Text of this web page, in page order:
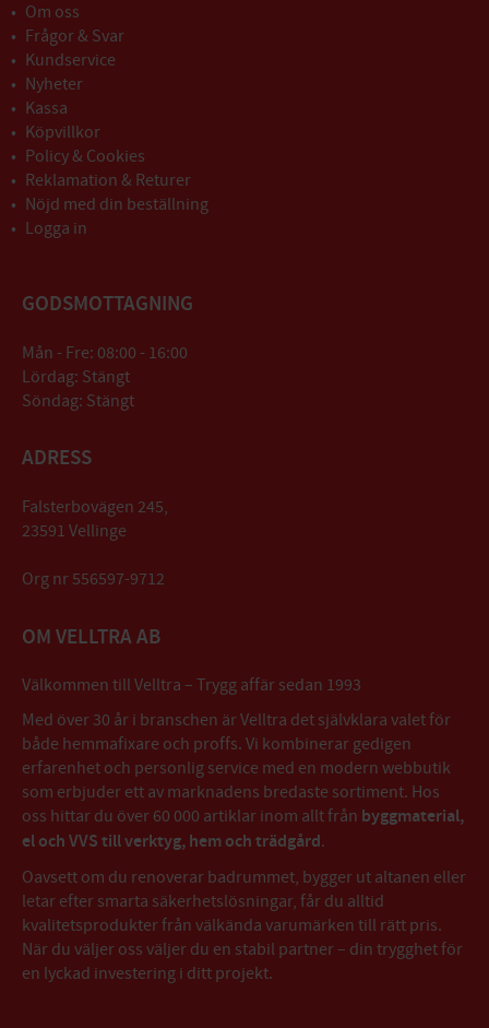
Om oss
Frågor & Svar
Kundservice
Nyheter
Kassa
Köpvillkor
Policy & Cookies
Reklamation & Returer
Nöjd med din beställning
Logga in
GODSMOTTAGNING
Mån - Fre: 08:00 - 16:00
Lördag: Stängt
Söndag: Stängt
ADRESS
Falsterbovägen 245,
23591 Vellinge
Org nr 556597-9712
OM VELLTRA AB
Välkommen till Velltra – Trygg affär sedan 1993
Med över 30 år i branschen är Velltra det självklara valet för
både hemmafixare och proffs. Vi kombinerar gedigen
erfarenhet och personlig service med en modern webbutik
som erbjuder ett av marknadens bredaste sortiment. Hos
oss hittar du över 60 000 artiklar inom allt från byggmaterial,
el och VVS till verktyg, hem och trädgård.
Oavsett om du renoverar badrummet, bygger ut altanen eller
letar efter smarta säkerhetslösningar, får du alltid
kvalitetsprodukter från välkända varumärken till rätt pris.
När du väljer oss väljer du en stabil partner – din trygghet för
en lyckad investering i ditt projekt.